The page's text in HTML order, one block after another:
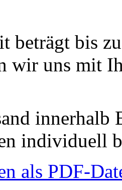
beträgt bis
wir uns mit
innerhalb
individuell
als PDF-